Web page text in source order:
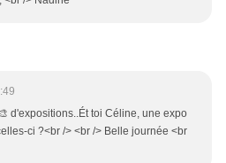
d'expositions..Ét toi Céline, une expo
ci ?<br /> <br /> Belle journée <br